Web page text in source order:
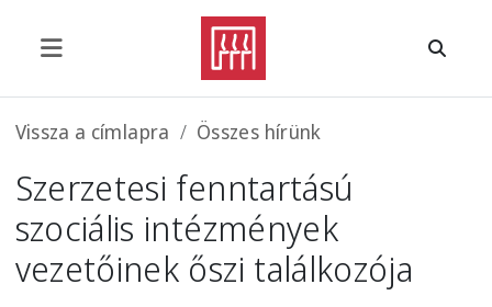
Morzsa
Vissza a címlapra Összes hírünk
Szerzetesi fenntartású
szociális intézmények
vezetőinek őszi találkozója